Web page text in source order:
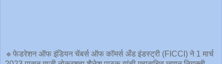
🔹फेडरेशन ऑफ इंडियन चेंबर्स ऑफ कॉमर्स अँड इंडस्ट्री (FICCI) ने 1 मार्च